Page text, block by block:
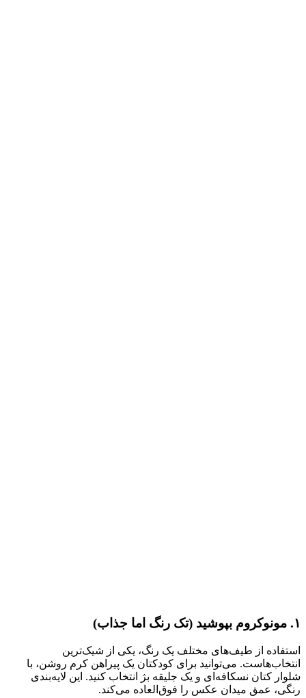
۱. مونوکروم بپوشید (تک رنگ اما جذاب)
استفاده از طیف‌های مختلف یک رنگ، یکی از شیک‌ترین
انتخاب‌هاست. می‌توانید برای کودکتان یک پیراهن کرم روشن، با
شلوار کتان نسکافه‌ای و یک جلیقه بژ انتخاب کنید. این لایه‌بندی
رنگی، عمق میدان عکس را فوق‌العاده می‌کند.